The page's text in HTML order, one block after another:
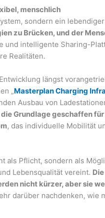
menschlich
sondern ein
zu Brücken, und der
und intelligente Sharing-
Realitäten.
längst
„Masterplan Charging
Ausbau von
Grundlage geschaffen
, das individuelle Mobilität
als Pflicht, sondern als
Lebensqualität vereint.
nicht kürzer, aber sie
darüber nachdenken, wie